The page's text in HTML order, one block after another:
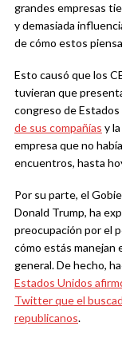
grandes empresas
y demasiada
de cómo estos
Esto causó que los
tuvieran que
congreso de Estados
de sus compañías y
empresa que no
encuentros, hasta
Por su parte, el
Donald Trump, ha
preocupación por el
cómo estás manejan
general. De hecho,
Estados Unidos
Twitterque el
republicanos.